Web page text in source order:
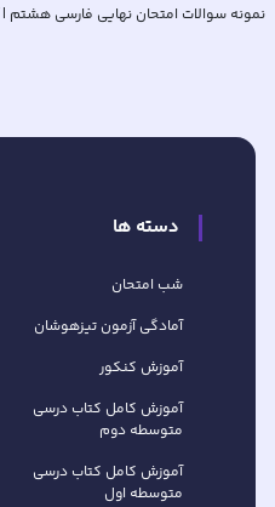
نمونه سوالات امتحان نهایی فارسی هشتم |
دسته ها
شب امتحان
آمادگی آزمون تیزهوشان
آموزش کنکور
آموزش کامل کتاب‌ درسی
متوسطه دوم
آموزش کامل کتاب‌ درسی
متوسطه اول